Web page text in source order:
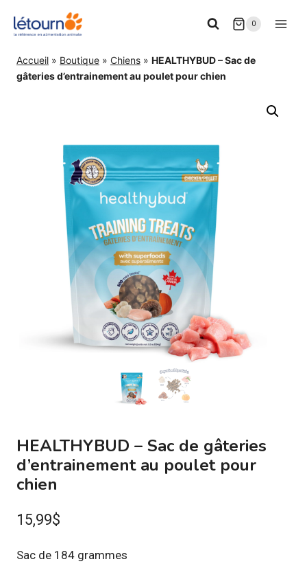
0
Accueil » Boutique » Chiens » HEALTHYBUD – Sac de
gâteries d’entrainement au poulet pour chien
HEALTHYBUD – Sac de gâteries
d’entrainement au poulet pour
chien
15,99$
Sac de 184 grammes